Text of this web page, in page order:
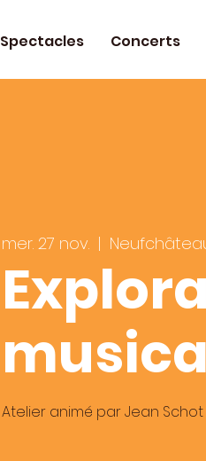
Spectacles Concerts
mer. 27 nov.
  |
Atelier animé par Jean Schot